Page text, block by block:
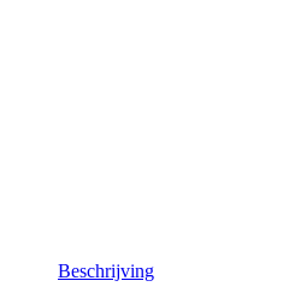
Beschrijving